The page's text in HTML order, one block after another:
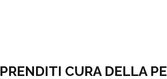
PRENDITI CURA DELLA